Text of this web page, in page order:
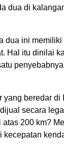
dua di
dua ini
Hal itu dinilai
yang beredar
secara
200 km?
kecepatan